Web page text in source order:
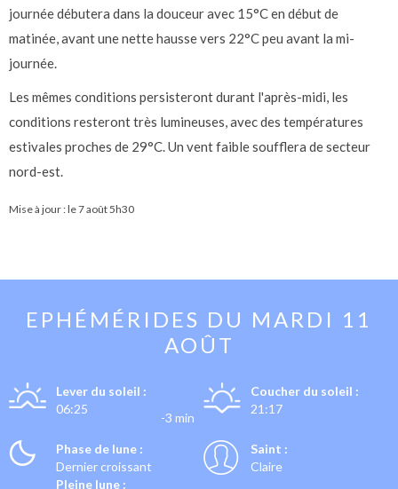
journée débutera dans la douceur avec 15°C en début de
matinée, avant une nette hausse vers 22°C peu avant la mi-
journée.
Les mêmes conditions persisteront durant l'après-midi, les
conditions resteront très lumineuses, avec des températures
estivales proches de 29°C. Un vent faible soufflera de secteur
nord-est.
Mise à jour : le7 août 5h30
EPHÉMÉRIDES DU MARDI 11
AOÛT
Lever du soleil :
06:25
-3 min
Coucher du soleil :
21:17
Phase de lune :
Dernier croissant
Pleine lune :
Saint :
Claire